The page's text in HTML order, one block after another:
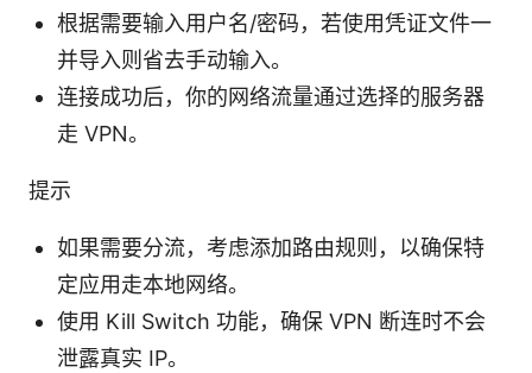
根据需要输入用户名/密码，若使用凭证文件一
并导入则省去手动输入。
连接成功后，你的网络流量通过选择的服务器
走 VPN。
提示
如果需要分流，考虑添加路由规则，以确保特
定应用走本地网络。
使用 Kill Switch 功能，确保 VPN 断连时不会
泄露真实 IP。